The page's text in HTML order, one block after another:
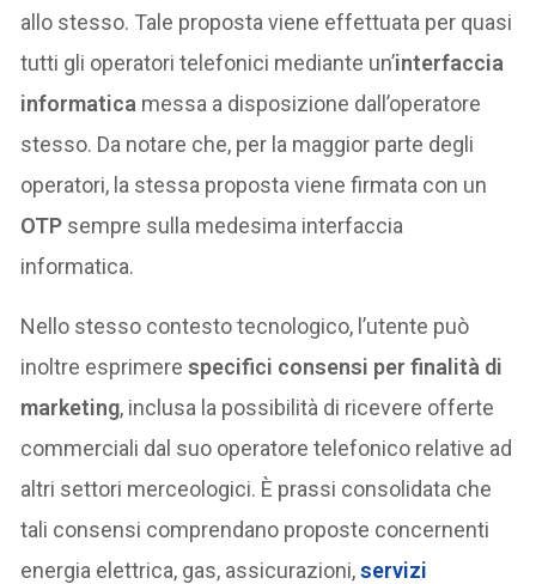
allo stesso. Tale proposta viene effettuata per quasi
tutti gli operatori telefonici mediante un’interfaccia
informatica messa a disposizione dall’operatore
stesso. Da notare che, per la maggior parte degli
operatori, la stessa proposta viene firmata con un
OTP sempre sulla medesima interfaccia
informatica.
Nello stesso contesto tecnologico, l’utente può
inoltre esprimerespecifici consensi per finalità di
marketing, inclusa la possibilità di ricevere offerte
commerciali dal suo operatore telefonico relative ad
altri settori merceologici. È prassi consolidata che
tali consensi comprendano proposte concernenti
energia elettrica, gas, assicurazioni,servizi